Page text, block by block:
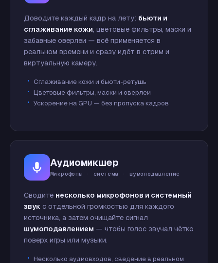
Доводите каждый кадр на лету: бьюти и
сглаживание кожи, цветовые фильтры, маски и
забавные оверлеи — всё применяется в
реальном времени и сразу идёт в стрим и
виртуальную камеру.
Сглаживание кожи и бьюти-ретушь
Цветовые фильтры, маски и оверлеи
Ускорение на GPU — без пропуска кадров
Аудиомикшер
Микрофоны · система · шумоподавление
Сводите несколько микрофонов и системный
звук с отдельной громкостью для каждого
источника, а затем очищайте сигнал
шумоподавлением — чтобы голос звучал чётко
поверх игры или музыки.
Несколько аудиовходов, сведение в реальном